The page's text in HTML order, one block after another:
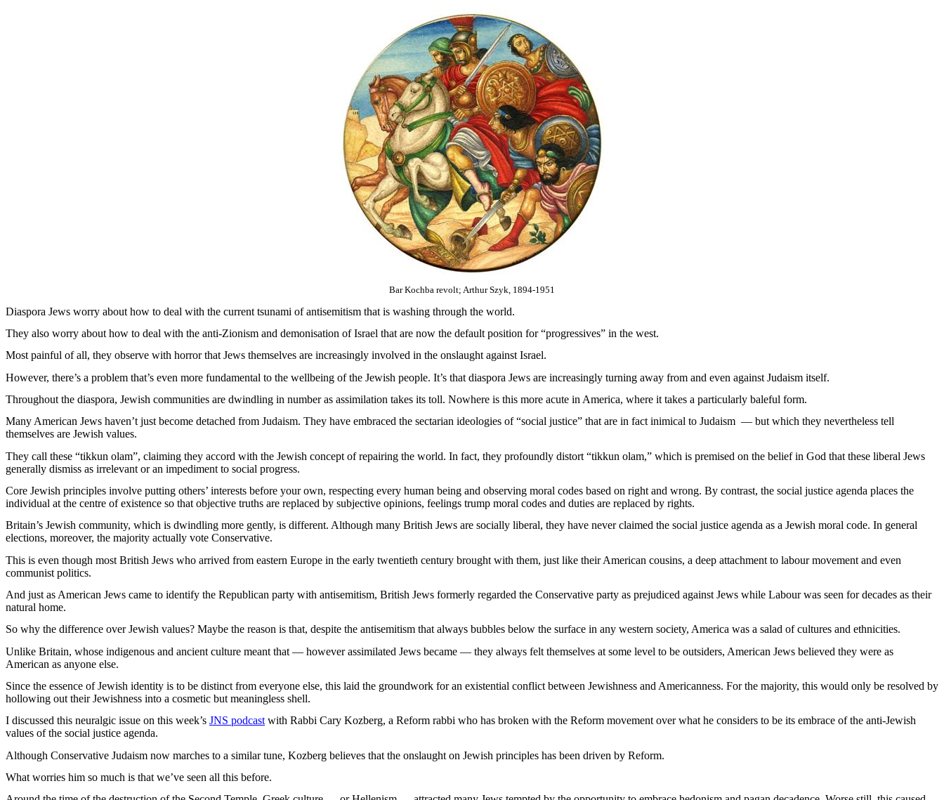
Bar Kochba revolt; Arthur Szyk, 1894-1951
Diaspora Jews worry about how to deal with the current tsunami of antisemitism that is washing through the world.
They also worry about how to deal with the anti-Zionism and demonisation of Israel that are now the default position for “progressives” in the west.
Most painful of all, they observe with horror that Jews themselves are increasingly involved in the onslaught against Israel.
However, there’s a problem that’s even more fundamental to the wellbeing of the Jewish people. It’s that diaspora Jews are increasingly turning away from and even against Judaism itself.
Throughout the diaspora, Jewish communities are dwindling in number as assimilation takes its toll. Nowhere is this more acute in America, where it takes a particularly baleful form.
Many American Jews haven’t just become detached from Judaism. They have embraced the sectarian ideologies of “social justice” that are in fact inimical to Judaism — but which they nevertheless tell
themselves are Jewish values.
They call these “tikkun olam”, claiming they accord with the Jewish concept of repairing the world. In fact, they profoundly distort “tikkun olam,” which is premised on the belief in God that these liberal Jews
generally dismiss as irrelevant or an impediment to social progress.
Core Jewish principles involve putting others’ interests before your own, respecting every human being and observing moral codes based on right and wrong. By contrast, the social justice agenda places the
individual at the centre of existence so that objective truths are replaced by subjective opinions, feelings trump moral codes and duties are replaced by rights.
Britain’s Jewish community, which is dwindling more gently, is different. Although many British Jews are socially liberal, they have never claimed the social justice agenda as a Jewish moral code. In general
elections, moreover, the majority actually vote Conservative.
This is even though most British Jews who arrived from eastern Europe in the early twentieth century brought with them, just like their American cousins, a deep attachment to labour movement and even
communist politics.
And just as American Jews came to identify the Republican party with antisemitism, British Jews formerly regarded the Conservative party as prejudiced against Jews while Labour was seen for decades as their
natural home.
So why the difference over Jewish values? Maybe the reason is that, despite the antisemitism that always bubbles below the surface in any western society, America was a salad of cultures and ethnicities.
Unlike Britain, whose indigenous and ancient culture meant that — however assimilated Jews became — they always felt themselves at some level to be outsiders, American Jews believed they were as
American as anyone else.
Since the essence of Jewish identity is to be distinct from everyone else, this laid the groundwork for an existential conflict between Jewishness and Americanness. For the majority, this would only be resolved by
hollowing out their Jewishness into a cosmetic but meaningless shell.
I discussed this neuralgic issue on this week’s JNS podcast with Rabbi Cary Kozberg, a Reform rabbi who has broken with the Reform movement over what he considers to be its embrace of the anti-Jewish
values of the social justice agenda.
Although Conservative Judaism now marches to a similar tune, Kozberg believes that the onslaught on Jewish principles has been driven by Reform.
What worries him so much is that we’ve seen all this before.